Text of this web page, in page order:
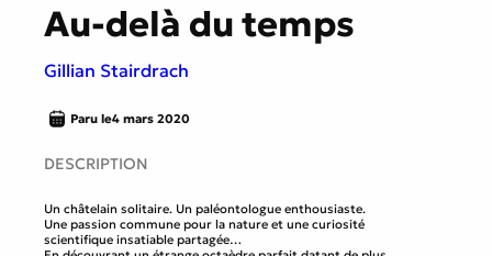
Au-delà du temps
Gillian Stairdrach
Paru le4 mars 2020
DESCRIPTION
Un châtelain solitaire. Un paléontologue enthousiaste.
Une passion commune pour la nature et une curiosité
scientifique insatiable partagée…